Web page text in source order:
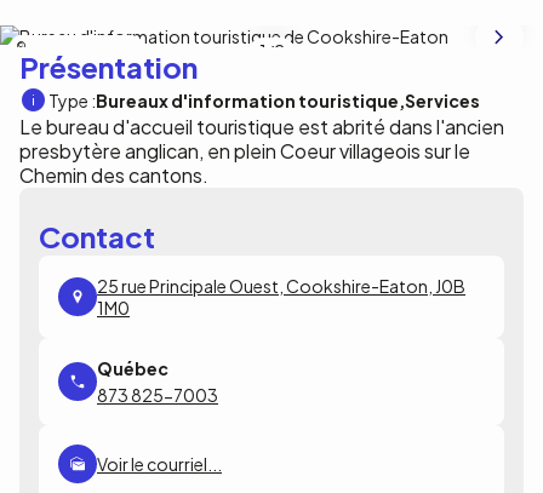
1 /2
Présentation
Type :Bureaux d'information touristique Services
Le bureau d'accueil touristique est abrité dans l'ancien
presbytère anglican, en plein Coeur villageois sur le
Chemin des cantons.
Contact
25 rue Principale Ouest, Cookshire-Eaton, J0B
1M0
873 825-7003
Voir le courriel...